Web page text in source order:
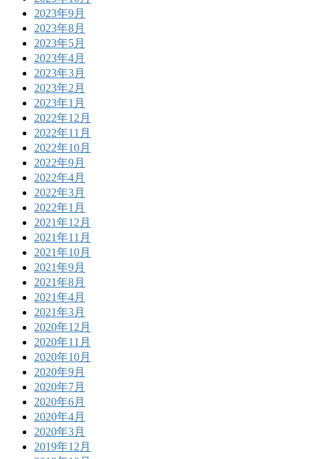
2023年9月
2023年8月
2023年5月
2023年4月
2023年3月
2023年2月
2023年1月
2022年12月
2022年11月
2022年10月
2022年9月
2022年4月
2022年3月
2022年1月
2021年12月
2021年11月
2021年10月
2021年9月
2021年8月
2021年4月
2021年3月
2020年12月
2020年11月
2020年10月
2020年9月
2020年7月
2020年6月
2020年4月
2020年3月
2019年12月